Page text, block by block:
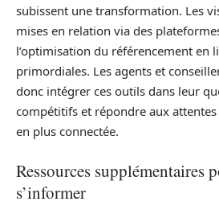
subissent une transformation. Les
mises en relation via des
l’optimisation du référencement en
primordiales. Les agents et
donc intégrer ces outils dans leur
compétitifs et répondre aux attentes
en plus connectée.
Ressources supplémentaires
s’informer